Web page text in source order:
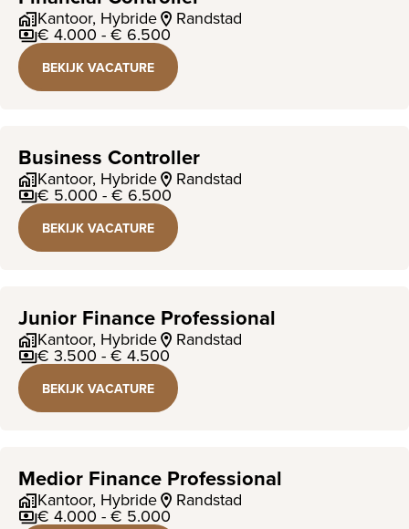
Kantoor, Hybride Randstad
€ 4.000 - € 6.500
BEKIJK VACATURE
Business Controller
Kantoor, Hybride Randstad
€ 5.000 - € 6.500
BEKIJK VACATURE
Junior Finance Professional
Kantoor, Hybride Randstad
€ 3.500 - € 4.500
BEKIJK VACATURE
Medior Finance Professional
Kantoor, Hybride Randstad
€ 4.000 - € 5.000